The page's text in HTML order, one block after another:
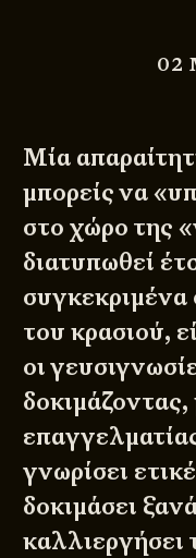
02
Μία
μπορείς να
στο χώρο της
διατυπωθεί
συγκεκριμένα
του κρασιού,
οι
γνωρίσει
δοκιμάσει
καλλιεργήσει